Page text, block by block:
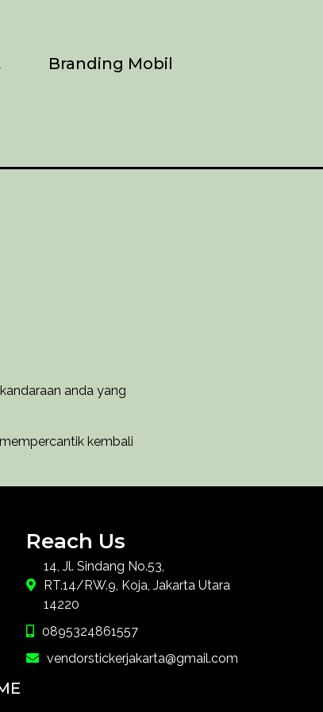
Branding Mobil
anda yang
kembali
Reach Us
14, Jl. Sindang No.53,
RT.14/RW.9, Koja, Jakarta Utara
14220
0895324861557
vendorstickerjakarta@gmail.com